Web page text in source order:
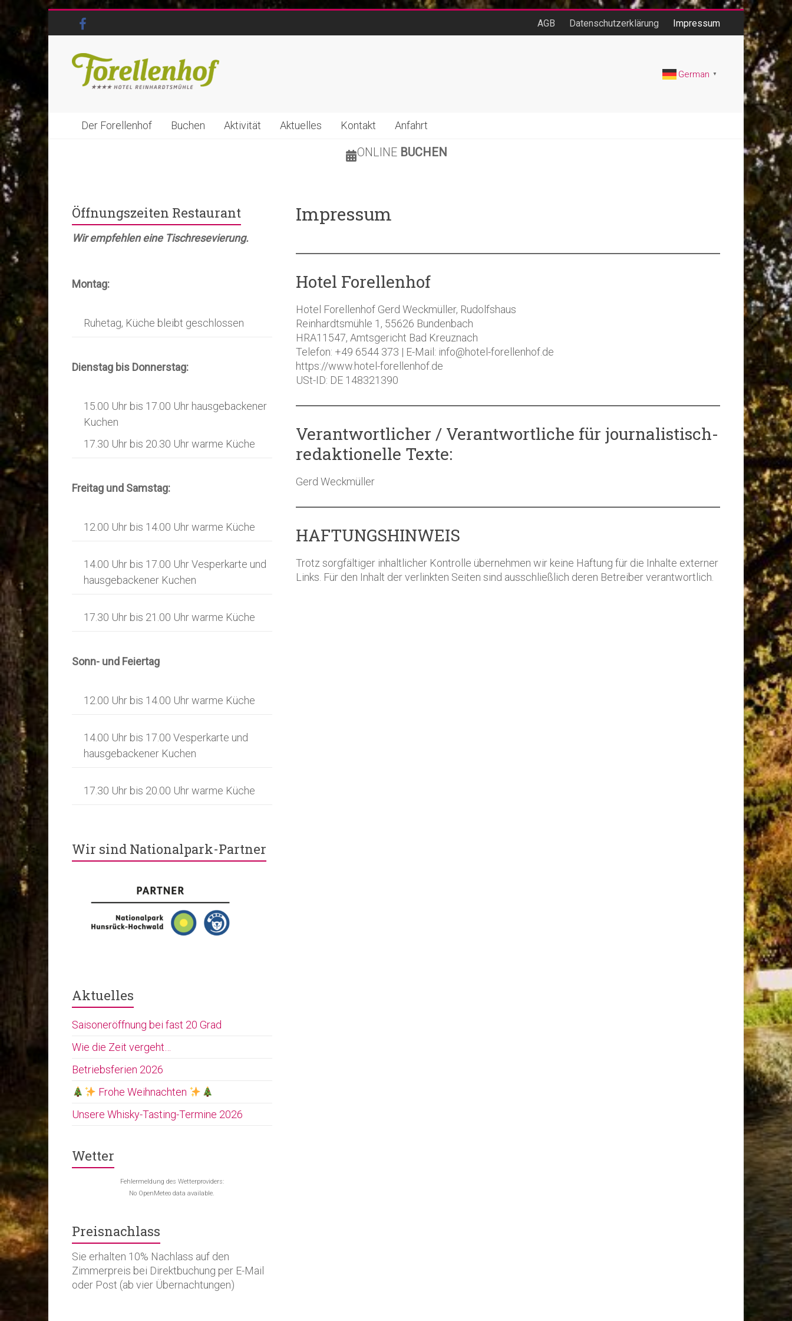
AGB Datenschutzerklärung Impressum
German ▼
Der Forellenhof Buchen Aktivität Aktuelles Kontakt Anfahrt
ONLINE BUCHEN
Impressum
Hotel Forellenhof
Hotel Forellenhof Gerd Weckmüller, Rudolfshaus
Reinhardtsmühle 1, 55626 Bundenbach
HRA11547, Amtsgericht Bad Kreuznach
Telefon: +49 6544 373 | E-Mail: info@hotel-forellenhof.de
https://www.hotel-forellenhof.de
USt-ID: DE 148321390
Verantwortlicher / Verantwortliche für journalistisch-
redaktionelle Texte:
Gerd Weckmüller
HAFTUNGSHINWEIS
Trotz sorgfältiger inhaltlicher Kontrolle übernehmen wir keine Haftung für die Inhalte externer
Links. Für den Inhalt der verlinkten Seiten sind ausschließlich deren Betreiber verantwortlich.
Öffnungszeiten Restaurant
Wir empfehlen eine Tischresevierung.
Montag:
Ruhetag, Küche bleibt geschlossen
Dienstag bis Donnerstag:
15.00 Uhr bis 17.00 Uhr hausgebackener
Kuchen
17.30 Uhr bis 20.30 Uhr warme Küche
Freitag und Samstag:
12.00 Uhr bis 14.00 Uhr warme Küche
14.00 Uhr bis 17.00 Uhr Vesperkarte und
hausgebackener Kuchen
17.30 Uhr bis 21.00 Uhr warme Küche
Sonn- und Feiertag
12.00 Uhr bis 14.00 Uhr warme Küche
14.00 Uhr bis 17.00 Vesperkarte und
hausgebackener Kuchen
17.30 Uhr bis 20.00 Uhr warme Küche
Wir sind Nationalpark-Partner
Aktuelles
Saisoneröffnung bei fast 20 Grad
Wie die Zeit vergeht…
Betriebsferien 2026
Frohe Weihnachten
Unsere Whisky-Tasting-Termine 2026
Wetter
Fehlermeldung des Wetterproviders:
No OpenMeteo data available.
Preisnachlass
Sie erhalten 10% Nachlass auf den
Zimmerpreis bei Direktbuchung per E-Mail
oder Post (ab vier Übernachtungen)